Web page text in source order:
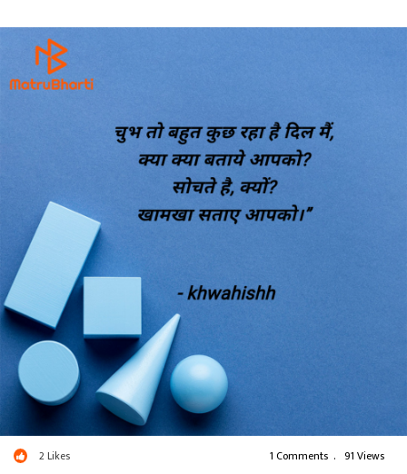
- khwahishh
2Likes 1 Comments . 91 Views